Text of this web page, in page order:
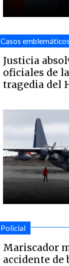
Casos emblemáticos
Justicia
oficiales de
tragedia del
Policial
Mariscador
accidente de